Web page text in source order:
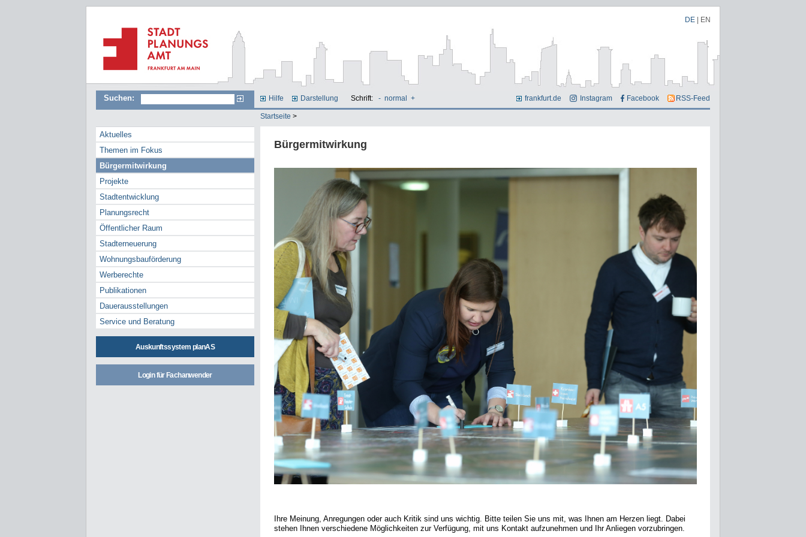
DE EN
Suchen: Hilfe Darstellung Schrift: - normal + frankfurt.de Instagram Facebook RSS-Feed
Startseite >
Aktuelles
Themen im Fokus
Bürgermitwirkung
Projekte
Stadtentwicklung
Planungsrecht
Öffentlicher Raum
Stadterneuerung
Wohnungsbauförderung
Werberechte
Publikationen
Dauerausstellungen
Service und Beratung
Auskunftssystem planAS
Login für Fachanwender
Bürgermitwirkung
Ihre Meinung, Anregungen oder auch Kritik sind uns wichtig. Bitte teilen Sie uns mit, was Ihnen am Herzen liegt. Dabei
stehen Ihnen verschiedene Möglichkeiten zur Verfügung, mit uns Kontakt aufzunehmen und Ihr Anliegen vorzubringen.